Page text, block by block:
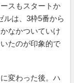
スもスタートか
ルは、3枠5番から
なかついていけ
たのが印象的で
変わった後。ハ